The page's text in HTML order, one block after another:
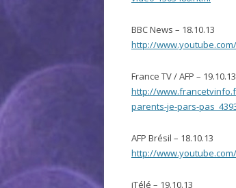
BBC News – 18.10.13
http://
France TV / AFP – 19.10.13
http://
parents-je-pars-
AFP Brésil – 18.10.13
http://
iTélé – 19.10.13